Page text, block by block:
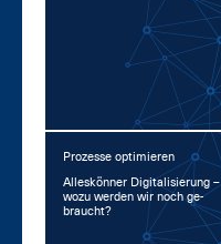
Prozesse optimieren
Al­les­kön­ner Di­gi­ta­li­sie­rung –
wo­zu wer­den wir noch ge­
braucht?